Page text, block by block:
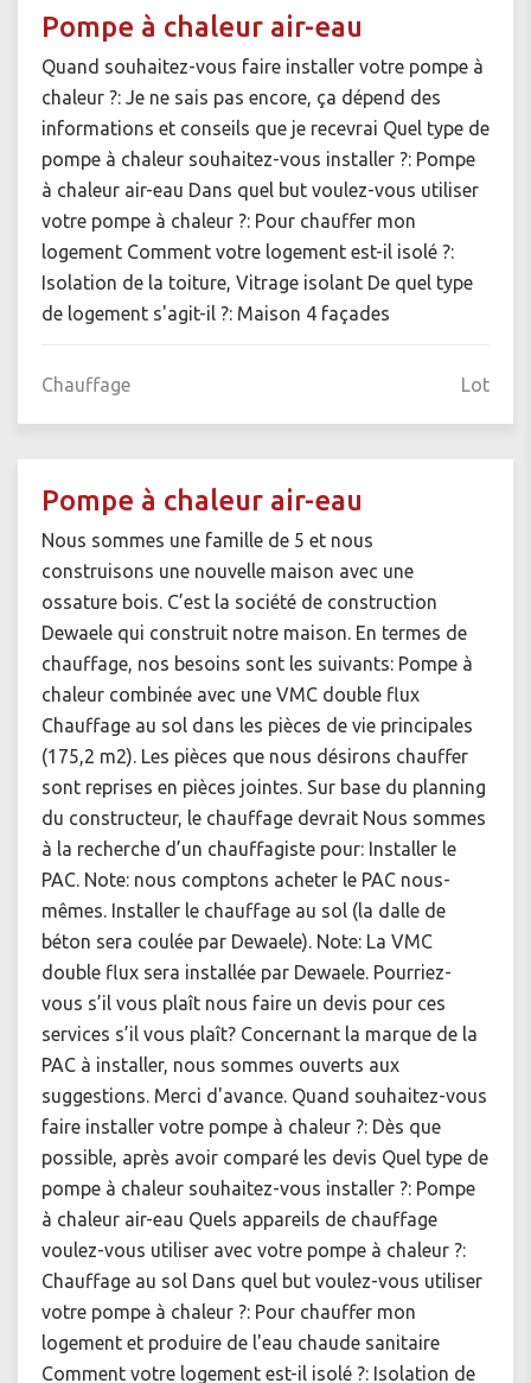
Pompe à chaleur air-eau
Quand souhaitez-vous faire installer votre pompe à
chaleur ?: Je ne sais pas encore, ça dépend des
informations et conseils que je recevrai Quel type de
pompe à chaleur souhaitez-vous installer ?: Pompe
à chaleur air-eau Dans quel but voulez-vous utiliser
votre pompe à chaleur ?: Pour chauffer mon
logement Comment votre logement est-il isolé ?:
Isolation de la toiture, Vitrage isolant De quel type
de logement s'agit-il ?: Maison 4 façades
Chauffage Lot
Pompe à chaleur air-eau
Nous sommes une famille de 5 et nous
construisons une nouvelle maison avec une
ossature bois. C’est la société de construction
Dewaele qui construit notre maison. En termes de
chauffage, nos besoins sont les suivants: Pompe à
chaleur combinée avec une VMC double flux
Chauffage au sol dans les pièces de vie principales
(175,2 m2). Les pièces que nous désirons chauffer
sont reprises en pièces jointes. Sur base du planning
du constructeur, le chauffage devrait Nous sommes
à la recherche d’un chauffagiste pour: Installer le
PAC. Note: nous comptons acheter le PAC nous-
mêmes. Installer le chauffage au sol (la dalle de
béton sera coulée par Dewaele). Note: La VMC
double flux sera installée par Dewaele. Pourriez-
vous s’il vous plaît nous faire un devis pour ces
services s’il vous plaît? Concernant la marque de la
PAC à installer, nous sommes ouverts aux
suggestions. Merci d'avance. Quand souhaitez-vous
faire installer votre pompe à chaleur ?: Dès que
possible, après avoir comparé les devis Quel type de
pompe à chaleur souhaitez-vous installer ?: Pompe
à chaleur air-eau Quels appareils de chauffage
voulez-vous utiliser avec votre pompe à chaleur ?:
Chauffage au sol Dans quel but voulez-vous utiliser
votre pompe à chaleur ?: Pour chauffer mon
logement et produire de l'eau chaude sanitaire
Comment votre logement est-il isolé ?: Isolation de